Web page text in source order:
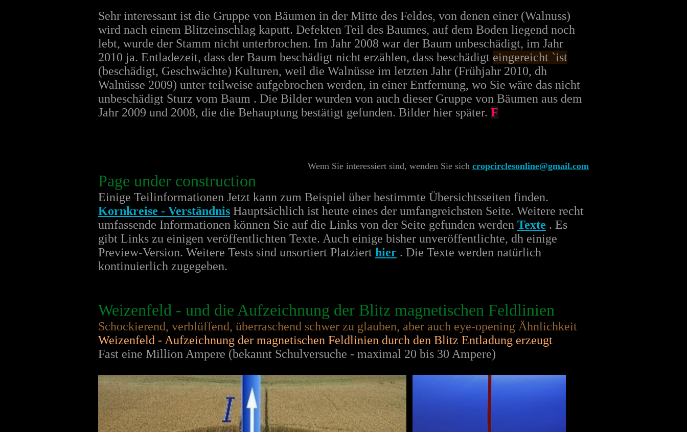
Sehr interessant ist die Gruppe von Bäumen in der Mitte des Feldes, von denen einer (Walnuss)
wird nach einem Blitzeinschlag kaputt. Defekten Teil des Baumes, auf dem Boden liegend noch
lebt, wurde der Stamm nicht unterbrochen. Im Jahr 2008 war der Baum unbeschädigt, im Jahr
2010 ja. Entladezeit, dass der Baum beschädigt nicht erzählen, dass beschädigt eingereicht `ist
(beschädigt, Geschwächte) Kulturen, weil die Walnüsse im letzten Jahr (Frühjahr 2010, dh
Walnüsse 2009) unter teilweise aufgebrochen werden, in einer Entfernung, wo Sie wäre das nicht
unbeschädigt Sturz vom Baum . Die Bilder wurden von auch dieser Gruppe von Bäumen aus dem
Jahr 2009 und 2008, die die Behauptung bestätigt gefunden. Bilder hier später. F
Wenn Sie interessiert sind, wenden Sie sich cropcirclesonline@gmail.com
Page under construction
Einige Teilinformationen Jetzt kann zum Beispiel über bestimmte Übersichtsseiten finden.
Kornkreise - Verständnis Hauptsächlich ist heute eines der umfangreichsten Seite. Weitere recht
umfassende Informationen können Sie auf die Links von der Seite gefunden werden Texte . Es
gibt Links zu einigen veröffentlichten Texte. Auch einige bisher unveröffentlichte, dh einige
Preview-Version. Weitere Tests sind unsortiert Platziert hier . Die Texte werden natürlich
kontinuierlich zugegeben.
Weizenfeld - und die Aufzeichnung der Blitz magnetischen Feldlinien
Schockierend, verblüffend, überraschend schwer zu glauben, aber auch eye-opening Ähnlichkeit
Weizenfeld - Aufzeichnung der magnetischen Feldlinien durch den Blitz Entladung erzeugt
Fast eine Million Ampere (bekannt Schulversuche - maximal 20 bis 30 Ampere)